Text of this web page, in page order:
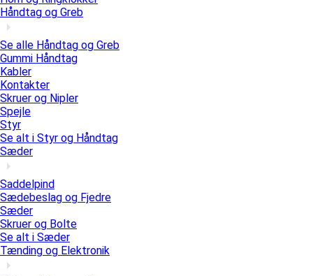
Håndtag og Greb
Se alle Håndtag og Greb
Gummi Håndtag
Kabler
Kontakter
Skruer og Nipler
Spejle
Styr
Se alt i Styr og Håndtag
Sæder
Saddelpind
Sædebeslag og Fjedre
Sæder
Skruer og Bolte
Se alt i Sæder
Tænding og Elektronik